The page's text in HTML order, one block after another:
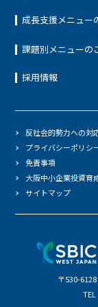
成長支援メニュー
課題別メニューの
採用情報
〒530-
反社会的勢力への対
プライバシーポリシ
免責事項
大阪中小企業投資育
サイトマップ